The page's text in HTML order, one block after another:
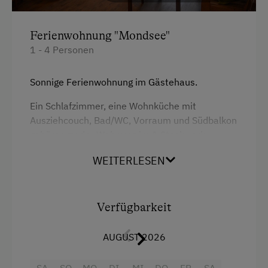
Ferienwohnung "Mondsee"
1 - 4 Personen
Sonnige Ferienwohnung im Gästehaus.
Ein Schlafzimmer, eine Wohnküche mit
Ausziehcouch, Bad/WC, Vorraum und Südbalkon
Genießen sie die untergehende Sonne und den
4 Plattenherd
WEITERLESEN
Verfügbarkeit
AUGUST 2026